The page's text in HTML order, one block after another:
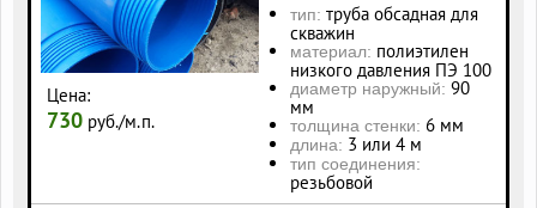
Цена:
730 руб./м.п.
тип: труба обсадная для
скважин
материал: полиэтилен
низкого давления ПЭ 100
диаметр наружный: 90
мм
толщина стенки: 6 мм
длина: 3 или 4 м
тип соединения:
резьбовой